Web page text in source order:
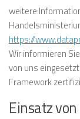
weitere
https://
Wir informieren
von uns
Framework
Einsatz von